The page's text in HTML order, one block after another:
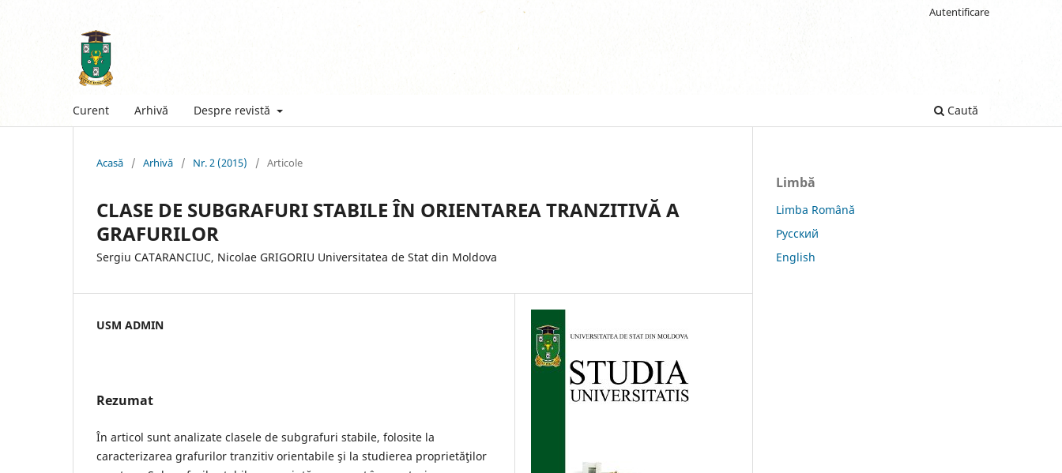
Curent Arhivă Despre revistă Caută
Autentificare
Acasă / Arhivă / Nr. 2 (2015) / Articole
CLASE DE SUBGRAFURI STABILE ÎN ORIENTAREA TRANZITIVĂ A
GRAFURILOR
Sergiu CATARANCIUC, Nicolae GRIGORIU Universitatea de Stat din Moldova
USM ADMIN
Rezumat
În articol sunt analizate clasele de subgrafuri stabile, folosite la
caracterizarea grafurilor tranzitiv orientabile şi la studierea proprietăţilor
Limbă
Limba Română
Русский
English